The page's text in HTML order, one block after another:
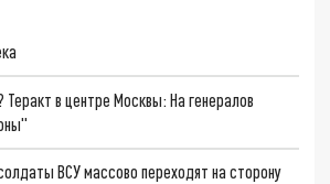
в центре Москвы: На генералов
ВСУ массово переходят на сторону